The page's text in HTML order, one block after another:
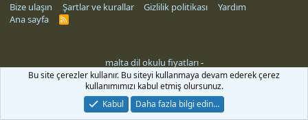
Bize ulaşın Şartlar ve kurallar Gizlilik politikası
Yardım
Ana sayfa
R
malta dil okulu fiyatları-
Bu site çerezler kullanır. Bu siteyi kullanmaya devam ederek çerez
kullanımımızı kabul etmiş olursunuz.
Kabul
Daha fazla bilgi edin…